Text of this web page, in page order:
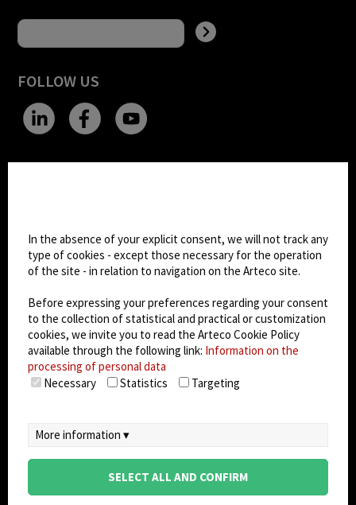
FOLLOW US
Dark Mode
© 2026Arteco srl - Società soggetta a direzione
socio unico)
Partita IVA: 02814270399 - Sede Legale: Via Pana
180, 48018 Faenza (RA) Italy - REA: RA - 261533 -
Capitale sociale sottoscritto: €100.000,00
privacy-cookie policy- EULA/DPA
In the absence of your explicit consent, we will not track any
type of cookies - except those necessary for the operation
of the site - in relation to navigation on the Arteco site.
Before expressing your preferences regarding your consent
to the collection of statistical and practical or customization
cookies, we invite you to read the Arteco Cookie Policy
available through the following link: Information on the
processing of personal data
Necessary
Statistics Targeting
More information ▾
SELECT ALL AND CONFIRM